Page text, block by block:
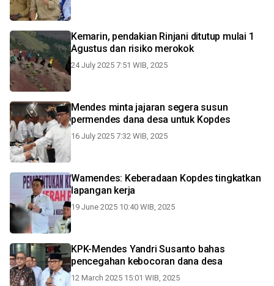
Kemarin, pendakian Rinjani ditutup mulai 1
Agustus dan risiko merokok
24 July 2025 7:51 WIB, 2025
Mendes minta jajaran segera susun
permendes dana desa untuk Kopdes
16 July 2025 7:32 WIB, 2025
Wamendes: Keberadaan Kopdes tingkatkan
lapangan kerja
19 June 2025 10:40 WIB, 2025
KPK-Mendes Yandri Susanto bahas
pencegahan kebocoran dana desa
12 March 2025 15:01 WIB, 2025